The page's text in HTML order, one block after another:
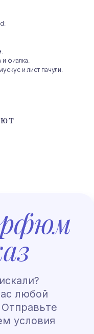
фиалка.
и лист пачули.
с«Политикой
на обработку
указанных